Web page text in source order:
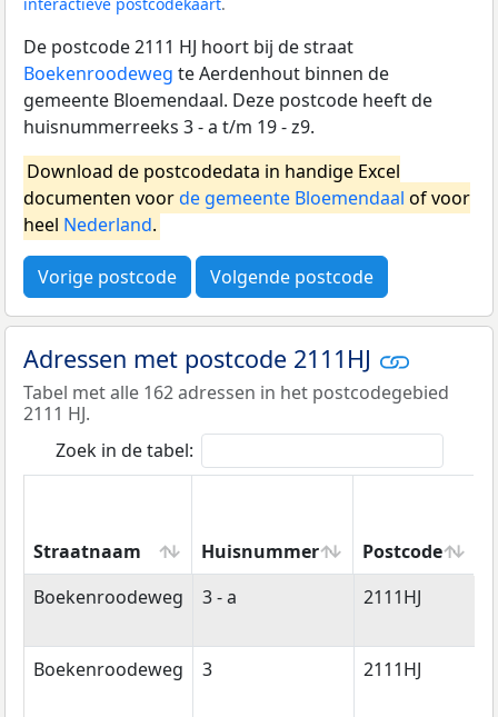
De postcode 2111 HJ hoort bij de straat
Boekenroodeweg te Aerdenhout binnen de
gemeente Bloemendaal. Deze postcode heeft de
huisnummerreeks 3 - a t/m 19 - z9.
Download de postcodedata in handige Excel
documenten voorde gemeente Bloemendaal of voor
heel Nederland.
Vorige postcode Volgende postcode
Adressen met postcode 2111HJ
Tabel met alle 162 adressen in het postcodegebied
2111 HJ.
Zoek in de tabel:
Straatnaam Huisnummer Postcode
Straatnaam
Huisnummer Postcode
Boekenroodeweg 3 - a 2111HJ
Boekenroodeweg 3 2111HJ